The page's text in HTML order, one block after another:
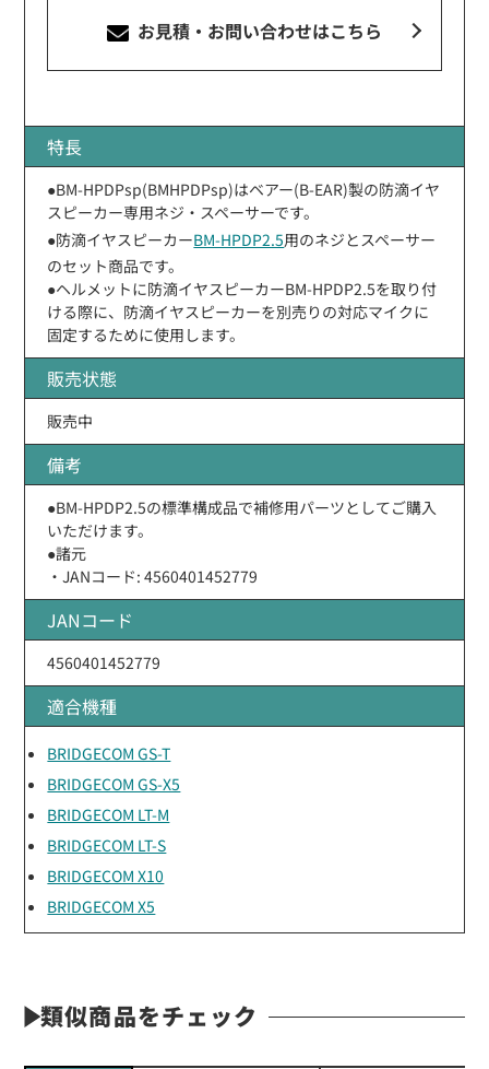
お見積・お問い合わせはこちら
特長
●BM-HPDPsp(BMHPDPsp)はベアー(B-EAR)製の防滴イヤ
スピーカー専用ネジ・スペーサーです。
●防滴イヤスピーカーBM-HPDP2.5用のネジとスペーサー
のセット商品です。
●ヘルメットに防滴イヤスピーカーBM-HPDP2.5を取り付
ける際に、防滴イヤスピーカーを別売りの対応マイクに
固定するために使用します。
販売状態
販売中
備考
●BM-HPDP2.5の標準構成品で補修用パーツとしてご購入
いただけます。
●諸元
・JANコード: 4560401452779
JANコード
4560401452779
適合機種
BRIDGECOM GS-T
BRIDGECOM GS-X5
BRIDGECOM LT-M
BRIDGECOM LT-S
BRIDGECOM X10
BRIDGECOM X5
類似商品をチェック